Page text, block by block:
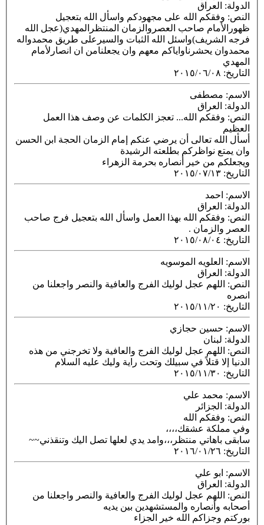
الدولة: العراق
النص: وفقكم الله على مجهودكم واسأل الله بتعجيل
ظهوراﻷمام صاحب العصروالزمان المنتظرالمهدي(عجل الله
فرجه الشريف)واسئل الله الثبات والسيرعلى طريق محمدواله
محمدوان يحشرناواياكم معهم وان يجعلنامن ان انصارﻷمام
المهدي
التاريخ: ٢٠١٥/٠٦/٠٨
الاسم: مصطفى
الدولة: العراق
النص: وفقكم الله... تعجز الكلمات عن وصف هذا العمل
العظيم
أسأل الله تعالى أن يرضي عنكم إمام الزمان الحجة ابن الحسن
وان يمتع نواظركم بطلعته الرشيدة
ويجعلكم من خير أنصاره بحرمة الزهراء
التاريخ: ٢٠١٥/٠٧/١٣
الاسم: احمد
الدولة: العراق
النص: وفقكم الله بهذا العمل واسأل الله بتعجيل فرج صاحب
العصر والزمان .
التاريخ: ٢٠١٥/٠٨/٠٤
الاسم: العلويه الموسويه
الدولة: العراق
النص: اللهم عجل لوليك الفرج والعافية والنصر واجعلنا من
انصره
التاريخ: ٢٠١٥/١١/٢٠
الاسم: حسين حجازي
الدولة: لبنان
النص: اللهم عجل لوليك الفرج والعافية ولا تخرجني من هذه
الدنيا إلا قتلاً في سبيلك وتحت راية وليك عليه السلام
التاريخ: ٢٠١٥/١١/٣٠
الاسم: محمد علي
الدولة: الجزائر
النص: وفقكم الله
وفي مملكة عشقك،،،،
سابقى باهاتي منتظر،،،وامد يدي لعلها تصل اليك وتنقذني~~
التاريخ: ٢٠١٦/٠١/٢٦
الاسم: ابو علي
الدولة: العراق
النص: اللهم عجل لوليك الفرج والعافية والنصر واجعلنا من
أصحابه وأنصاره والمستشهدين بين يديه
بوركتم وجزاكم الله خير الجزاء